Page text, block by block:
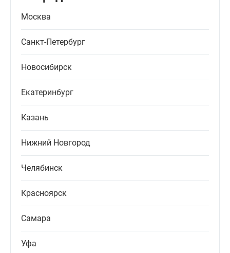
Москва
Санкт-Петербург
Новосибирск
Екатеринбург
Казань
Нижний Новгород
Челябинск
Красноярск
Самара
Уфа